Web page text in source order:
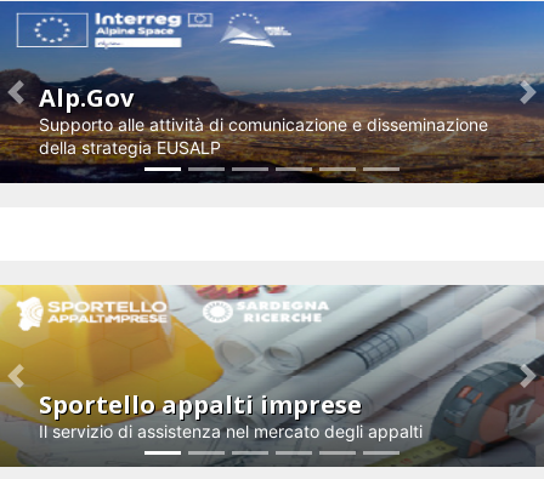
Alp.Gov
Supporto alle attività di comunicazione e disseminazione
della strategia EUSALP
Previous
Sportello appalti imprese
Il servizio di assistenza nel mercato degli appalti
Previous